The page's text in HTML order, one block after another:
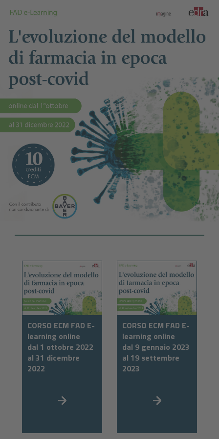
CORSO ECM FAD E-
learning online
dal 1 ottobre 2022
al 31 dicembre
2022
CORSO ECM FAD E-
learning online
dal 9 gennaio 2023
al 19 settembre
2023